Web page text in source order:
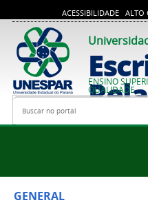
ACESSIBILIDADE ALTO
ENSINO
QUALIDADE
Busca
GENERAL